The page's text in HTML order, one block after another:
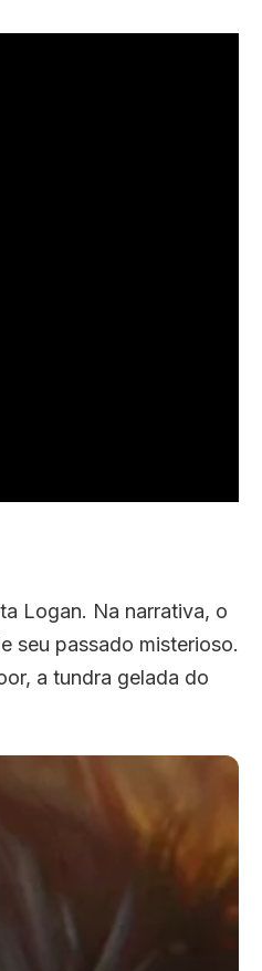
Logan. Na narrativa, o
seu passado misterioso.
a tundra gelada do